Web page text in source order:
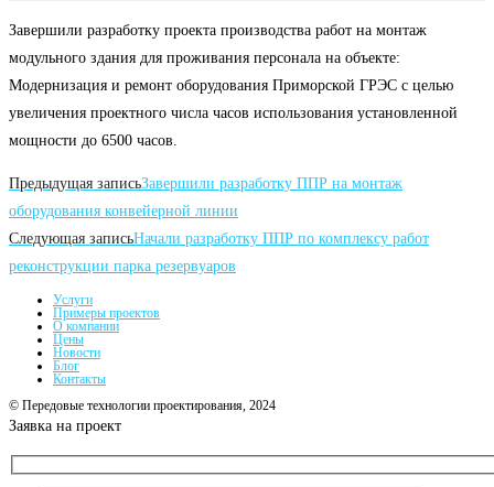
Завершили разработку проекта производства работ на монтаж
модульного здания для проживания персонала на объекте:
Модернизация и ремонт оборудования Приморской ГРЭС с целью
увеличения проектного числа часов использования установленной
мощности до 6500 часов.
Читать
далее
статьи
Предыдущая записьЗавершили разработку ППР на монтаж
оборудования конвейерной линии
Следующая записьНачали разработку ППР по комплексу работ
реконструкции парка резервуаров
Услуги
Примеры проектов
О компании
Цены
Новости
Блог
Контакты
© Передовые технологии проектирования, 2024
Заявка на проект